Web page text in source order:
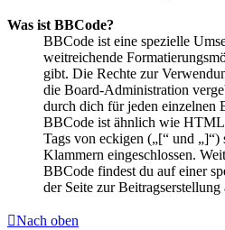
Was ist BBCode?
BBCode ist eine spezielle
weitreichende
gibt. Die Rechte zur
die Board-Administration
durch dich für jeden einzelnen
BBCode ist ähnlich wie HTML
Tags von eckigen („[“ und „]“)
Klammern eingeschlossen.
BBCode findest du auf einer
der Seite zur
Nach oben